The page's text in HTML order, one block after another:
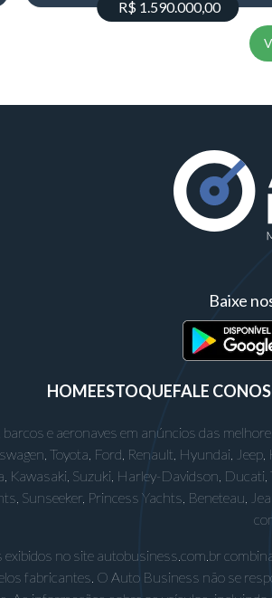
R$ 1.590.000,00
Baixe
HOMEESTOQUEFALE
e aeronaves em anúncios das
Toyota, Ford, Renault, Hyundai,
Kawasaki, Suzuki, Harley-Davidson,
Sunseeker, Princess Yachts, Beneteau,
no site autobusiness.com.br
fabricantes. O Auto Business não se